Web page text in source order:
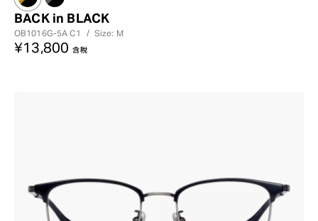
BACK in BLACK
OB1016G-5AC1 / Size: M
¥13,800 含稅